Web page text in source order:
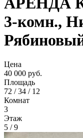
3-комн.,
Цена
40 000 руб.
Площадь
72 / 34 / 12
Комнат
3
Этаж
5 / 9